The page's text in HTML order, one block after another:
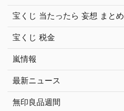
宝くじ 当たったら 妄想 まとめ
宝くじ 税金
嵐情報
最新ニュース
無印良品週間